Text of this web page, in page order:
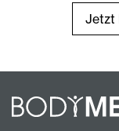
Jetzt